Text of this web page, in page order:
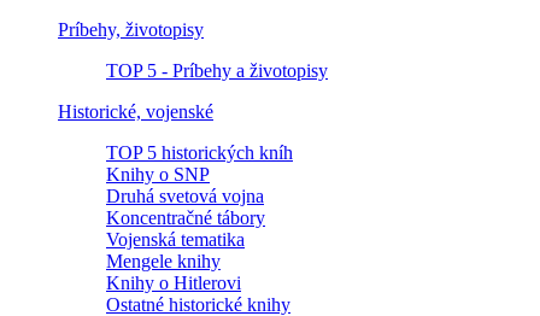
Príbehy, životopisy
TOP 5 - Príbehy a životopisy
Historické, vojenské
TOP 5 historických kníh
Knihy o SNP
Druhá svetová vojna
Koncentračné tábory
Vojenská tematika
Mengele knihy
Knihy o Hitlerovi
Ostatné historické knihy